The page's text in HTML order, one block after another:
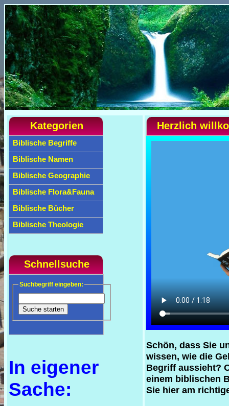
Kategorien
Biblische Begriffe
Biblische Namen
Biblische Geographie
Biblische Flora&Fauna
Biblische Bücher
Biblische Theologie
Schnellsuche
Suchbegriff eingeben:
In eigener
Sache:
Herzlich
Schön, dass Sie
wissen, wie die
Begriff aussieht?
einem biblischen
Sie hier am